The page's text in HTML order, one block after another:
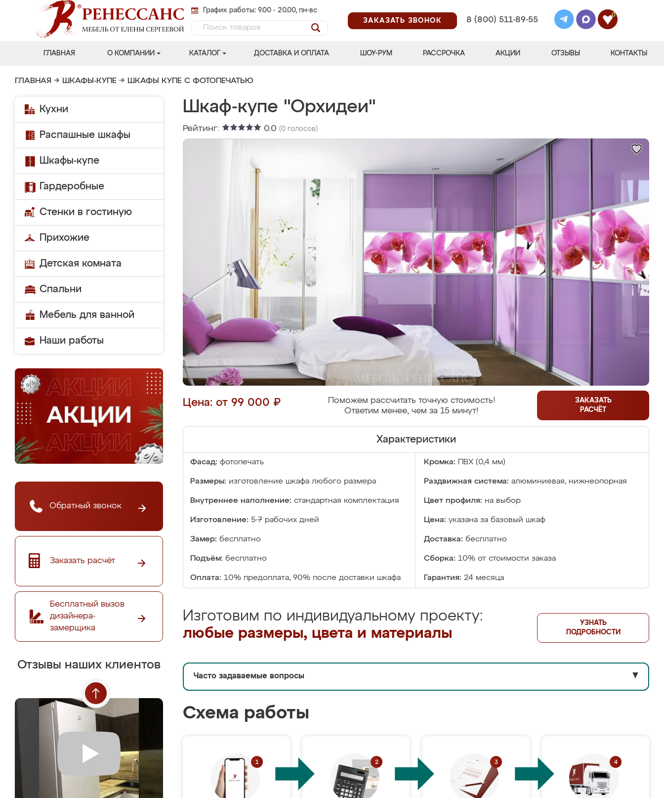
График работы: 9.00 - 20.00, пн-вс
ЗАКАЗАТЬ ЗВОНОК
8 (800) 511-89-55
0
ГЛАВНАЯ О КОМПАНИИ КАТАЛОГ ДОСТАВКА И ОПЛАТА ШОУ-РУМ РАССРОЧКА АКЦИИ ОТЗЫВЫ КОНТАКТЫ
ГЛАВНАЯ → ШКАФЫ-КУПЕ → ШКАФЫ КУПЕ С ФОТОПЕЧАТЬЮ
Кухни
Распашные шкафы
Шкафы-купе
Гардеробные
Стенки в гостиную
Прихожие
Детская комната
Спальни
Мебель для ванной
Наши работы
Обратный звонок
Заказать расчёт
Бесплатный вызов
дизайнера-
замерщика
Отзывы наших клиентов
Шкаф-купе "Орхидеи"
Рейтинг: 0.0 (0 голосов)
Цена: от 99 000 ₽
Поможем рассчитать точную стоимость!
Ответим менее, чем за 15 минут!
ЗАКАЗАТЬ
РАСЧЁТ
Характеристики
Фасад: фотопечать Кромка: ПВХ (0,4 мм)
Размеры: изготовление шкафа любого размера Раздвижная система: алюминиевая, нижнеопорная
Внутреннее наполнение: стандартная комплектация Цвет профиля: на выбор
Изготовление: 5-7 рабочих дней Цена: указана за базовый шкаф
Замер: бесплатно Доставка: бесплатно
Подъём: бесплатно Сборка: 10% от стоимости заказа
Оплата: 10% предоплата, 90% после доставки шкафа Гарантия: 24 месяца
Изготовим по индивидуальному проекту:
любые размеры, цвета и материалы
УЗНАТЬ
ПОДРОБНОСТИ
Часто задаваемые вопросы ▼
Схема работы